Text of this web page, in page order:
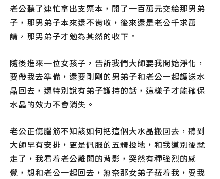
老公聽了連忙拿出支票本，開了一百萬元交給那男弟
子，那男弟子本來還不肯收，後來還是老公千求萬
請，那男弟子才勉為其然的收下。
隨後進來一位女孩子，告訴我們大師要我開始淨化，
要帶我去準備，還要剛剛的男弟子和老公一起護送水
晶回去，還特別說有弟子護持的話，這樣子才能確保
水晶的效力不會消失。
老公正傷腦筋不知該如何把這個大水晶搬回去，聽到
大師早有安排，更是佩服的五體投地，和我道別後就
走了，我看着老公離開的背影，突然有種強烈的感
覺，想和老公一起回去，無奈那女弟子菈着我，要我